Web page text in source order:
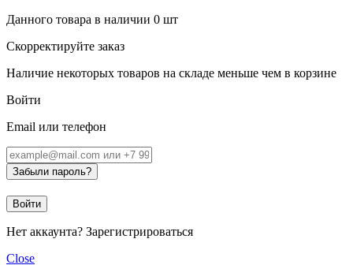
Данного товара в наличии 0 шт
Скорректируйте заказ
Наличие некоторых товаров на складе меньше чем в корзине
Войти
Email или телефон
Забыли пароль?
Войти
Нет аккаунта? Зарегистрироваться
Close